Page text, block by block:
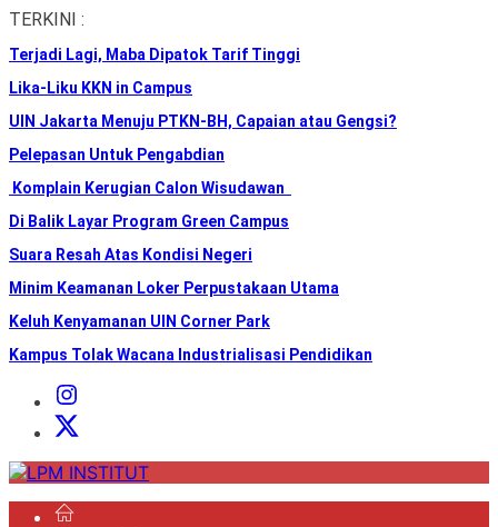
Skip
the
content
TERKINI :
Terjadi Lagi, Maba Dipatok Tarif Tinggi
Lika-Liku KKN in Campus
UIN Jakarta Menuju PTKN-BH, Capaian atau Gengsi?
Pelepasan Untuk Pengabdian
Komplain Kerugian Calon Wisudawan
Di Balik Layar Program Green Campus
Suara Resah Atas Kondisi Negeri
Minim Keamanan Loker Perpustakaan Utama
Keluh Kenyamanan UIN Corner Park
Kampus Tolak Wacana Industrialisasi Pendidikan
Instagram
Institut
X
LPM